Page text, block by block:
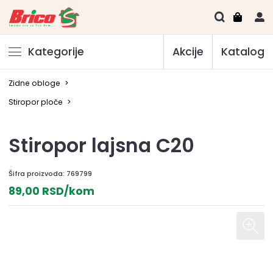
Kategorije Akcije Katalog
Zidne obloge >
Stiropor ploče >
Stiropor lajsna C20
Šifra proizvoda: 769799
89,00 RSD/kom